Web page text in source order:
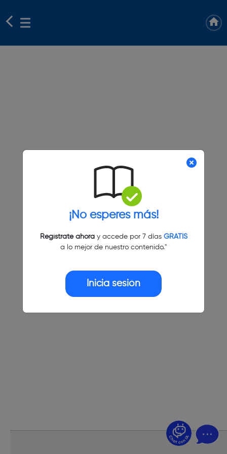
¡No esperes más!
Regístrate ahoray accede por 7 días GRATIS
a lo mejor de nuestro contenido."
Inicia sesión